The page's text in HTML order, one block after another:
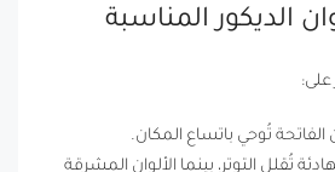
الديكور المناسبة
على:
الفاتحة تُوحي باتساع المكان.
تُقلل التوتر، بينما الألوان المشرقة